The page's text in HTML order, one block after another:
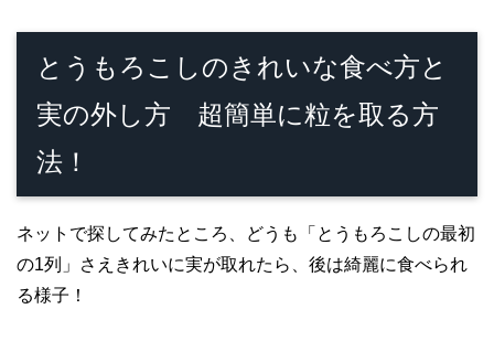
とうもろこしのきれいな食べ方と
実の外し方 超簡単に粒を取る方
法！
ネットで探してみたところ、どうも「とうもろこしの最初
の1列」さえきれいに実が取れたら、後は綺麗に食べられ
る様子！